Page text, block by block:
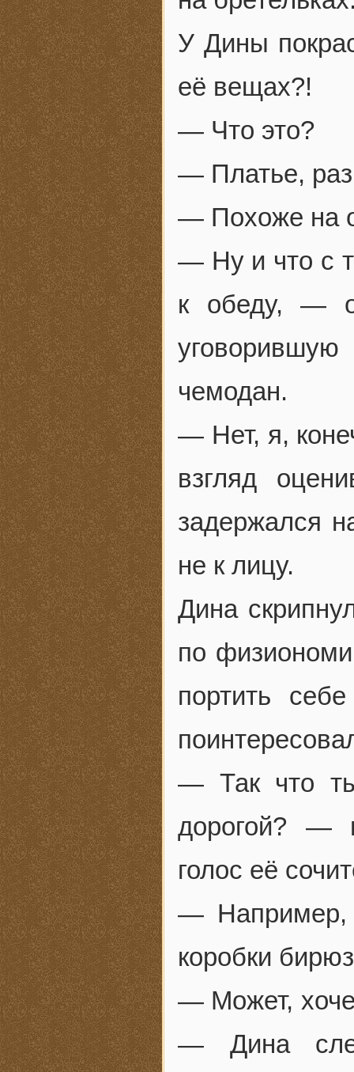
У Дины
её вещах?!
— Что это?
— Платье,
— Похоже на
— Ну и что с
к обеду, —
чемодан.
— Нет, я,
взгляд
задержался
не к лицу.
Дина
по
портить
— Так что
дорогой? —
голос её
— Например,
коробки
— Может,
— Дина